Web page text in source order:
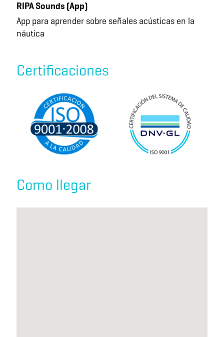
RIPA Sounds (App)
App para aprender sobre señales acústicas en la
náutica
Certificaciones
Como llegar